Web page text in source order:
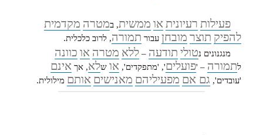
פעילות רעיונית או ממשית, במטרה מקדמית
להפיק תוצר מובחן עבור תמורה, לרוב כלכלית.
מנגנונים נטולי תודעה –ללא מטרה או כוונה
לתמורה – 'פועלים', 'מתפקדים',או שלא, אךאינם
'עובדים', גם אם מפעיליהם מאנישים אותם מילולית.